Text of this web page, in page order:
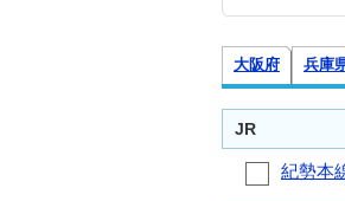
大阪府 兵庫
JR
紀勢本